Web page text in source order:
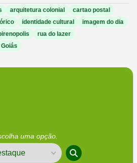
arquitetura colonial
cartao postal
identidade cultural
imagem do dia
rua do lazer
uma opção.